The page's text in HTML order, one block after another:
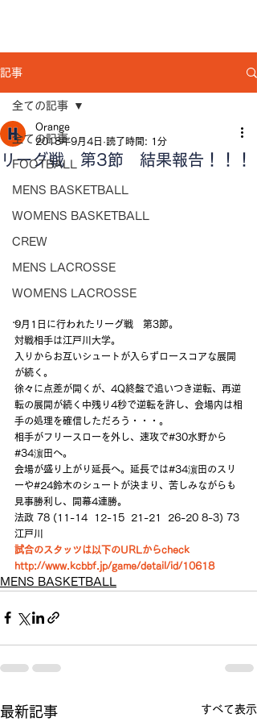
記事
全ての記事
FOOTBALL
MENS BASKETBALL
WOMENS BASKETBALL
CREW
MENS LACROSSE
WOMENS LACROSSE
...
全ての記事
リーグ戦 第3節 結果報告！！！
Orange
2018年9月4日 読了時間: 1分
9月1日に行われたリーグ戦　第3節。
対戦相手は江戸川大学。
入りからお互いシュートが入らずロースコアな展開
が続く。
徐々に点差が開くが、4Q終盤で追いつき逆転、再逆
転の展開が続く中残り4秒で逆転を許し、会場内は相
手の処理を確信しただろう・・・。
相手がフリースローを外し、速攻で#30水野から
#34濵田へ。
会場が盛り上がり延長へ。延長では#34濵田のスリ
ーや#24鈴木のシュートが決まり、苦しみながらも
見事勝利し、開幕4連勝。
法政 78 (11-14  12-15  21-21  26-20 8-3) 73
江戸川
試合のスタッツは以下のURLからcheck
http://www.kcbbf.jp/game/detail/id/10618
MENS BASKETBALL
最新記事 すべて表示